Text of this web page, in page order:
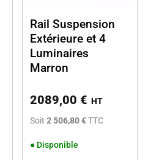
Rail Suspension
Extérieure et 4
Luminaires
Marron
2089,00 € HT
Soit 2 506,80 €TTC
● Disponible